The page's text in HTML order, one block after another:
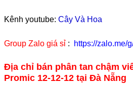
Kênh youtube: Cây Và Hoa
Group Zalo giá sỉ : https://zalo.me/
Địa chỉ bán phân tan chậm
Promic 12-12-12 tại Đà Nẵng